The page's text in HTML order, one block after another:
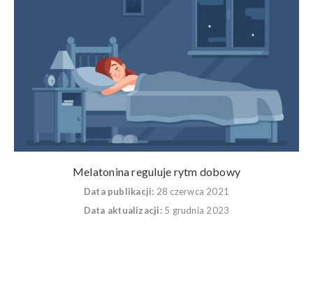
Melatonina reguluje rytm dobowy
Data publikacji: 28 czerwca 2021
Data aktualizacji: 5 grudnia 2023